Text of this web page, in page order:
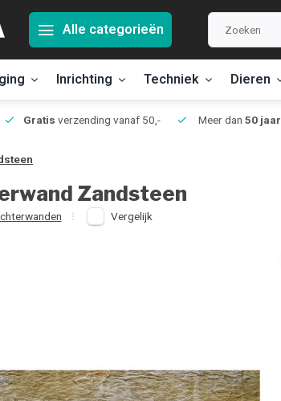
Alle categorieën
Inrichting Techniek Dieren
Gratis verzending vanaf 50,- Meer dan 50 jaar
Zandsteen
Vergelijk